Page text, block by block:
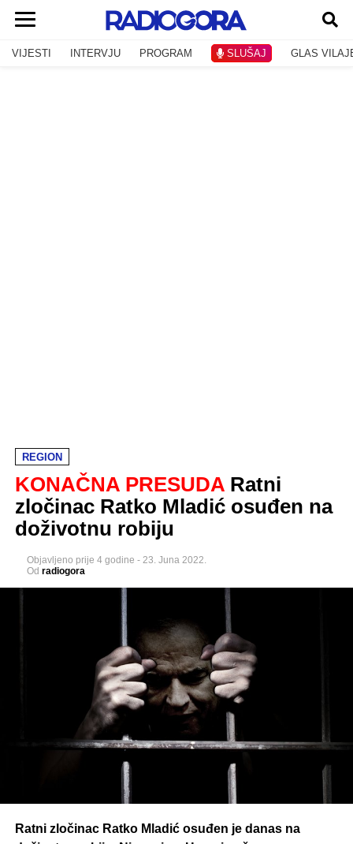
VIJESTI INTERVJU PROGRAM SLUŠAJ GLAS
REGION
KONAČNA PRESUDA Ratni
zločinac Ratko Mladić osuđen na
doživotnu robiju
Objavljeno prije 4 godine - 23. Juna 2022.
Od radiogora
Ratni zločinac Ratko Mladić osuđen je danas na